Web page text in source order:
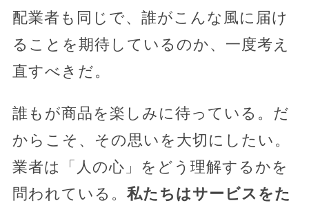
配業者も同じで、誰がこんな風に届け
ることを期待しているのか、一度考え
直すべきだ。
誰もが商品を楽しみに待っている。だ
からこそ、その思いを大切にしたい。
業者は「人の心」をどう理解するかを
問われている。 私たちはサービスをた